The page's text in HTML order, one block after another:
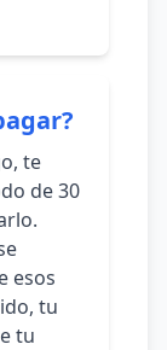
te
de 30
esos
tu
tu